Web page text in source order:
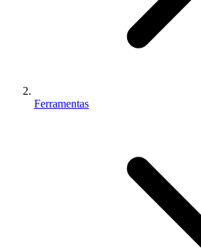
Ferramentas